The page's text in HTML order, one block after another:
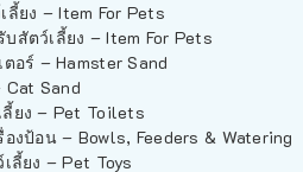
ยง – Item For Pets
สัตว์เลี้ยง – Item For Pets
อร์ – Hamster Sand
Sand
ยง – Pet Toilets
งป้อน – Bowls, Feeders & Watering
ลี้ยง – Pet Toys